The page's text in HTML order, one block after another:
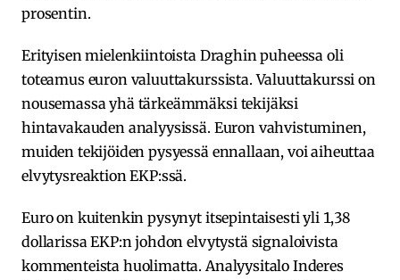
prosentin.
Erityisen mielenkiintoista Draghin puheessa oli
toteamus euron valuuttakurssista. Valuuttakurssi on
nousemassa yhä tärkeämmäksi tekijäksi
hintavakauden analyysissä. Euron vahvistuminen,
muiden tekijöiden pysyessä ennallaan, voi aiheuttaa
elvytysreaktion EKP:ssä.
Euro on kuitenkin pysynyt itsepintaisesti yli 1,38
dollarissa EKP:n johdon elvytystä signaloivista
kommenteista huolimatta. Analyysitalo Inderes